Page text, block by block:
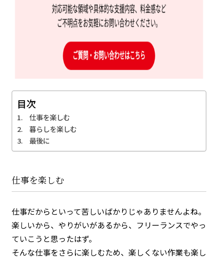
目次
仕事を楽しむ
暮らしを楽しむ
最後に
仕事を楽しむ
仕事だからといって苦しいばかりじゃありませんよね。
楽しいから、やりがいがあるから、フリーランスでやっ
ていこうと思ったはず。
そんな仕事をさらに楽しむため、楽しくない作業も楽し